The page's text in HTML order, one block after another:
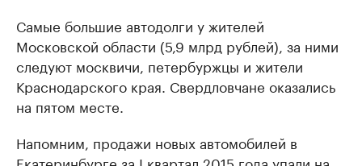
Самые большие автодолги у жителей
Московской области (5,9 млрд рублей), за ними
следуют москвичи, петербуржцы и жители
Краснодарского края. Свердловчане оказались
на пятом месте.
Напомним, продажи новых автомобилей в